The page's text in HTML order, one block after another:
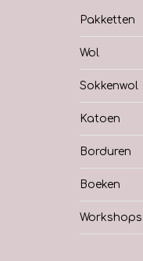
Pakketten
Wol
Sokkenwol
Katoen
Borduren
Boeken
Workshops